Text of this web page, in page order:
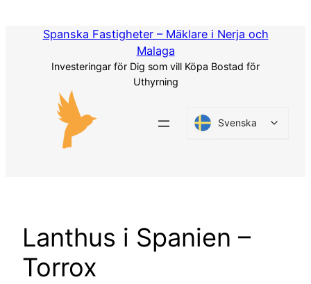
Spanska Fastigheter – Mäklare i Nerja och
Malaga
Investeringar för Dig som vill Köpa Bostad för
Uthyrning
Svenska
Lanthus i Spanien –
Torrox